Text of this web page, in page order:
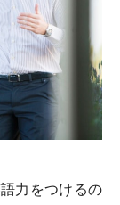
力をつけるの